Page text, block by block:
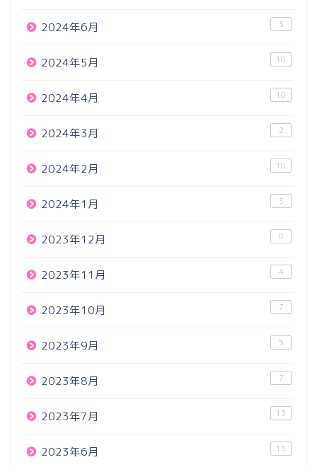
2024年6月 3
2024年5月 10
2024年4月 10
2024年3月 2
2024年2月 10
2024年1月 3
2023年12月 8
2023年11月 4
2023年10月 7
2023年9月 5
2023年8月 7
2023年7月 13
2023年6月 13